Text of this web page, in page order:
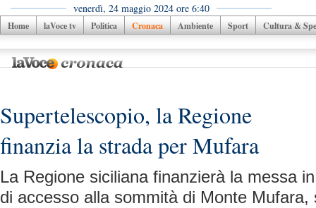
venerdì, 24 maggio 2024 ore 6:40
Home laVoce tv Politica Cronaca Ambiente Sport Cultura &
Supertelescopio, la Regione
finanzia la strada per Mufara
La Regione siciliana finanzierà la messa
di accesso alla sommità di Monte Mufara,